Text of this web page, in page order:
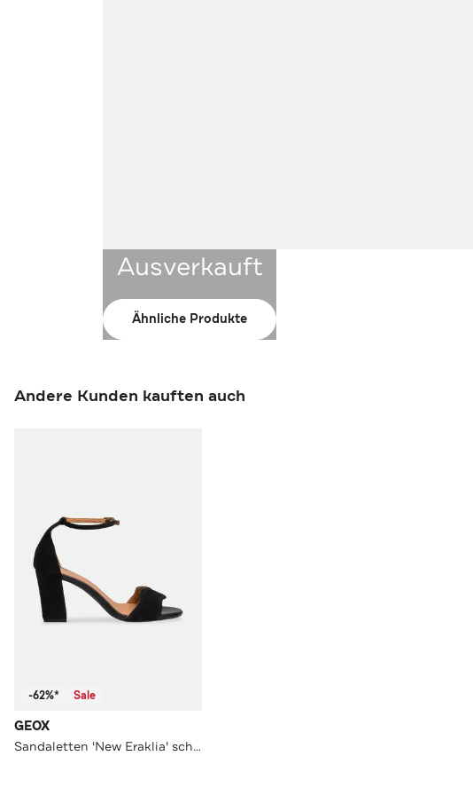
Ausverkauft
Ähnliche Produkte
Andere Kunden kauften auch
-62%* Sale
GEOX
Sandaletten 'New Eraklia' schwarz